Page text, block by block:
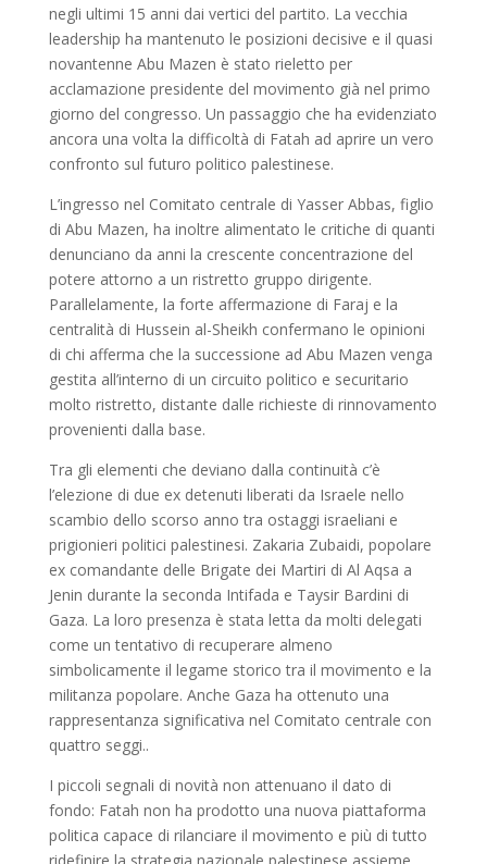
negli ultimi 15 anni dai vertici del partito. La vecchia
leadership ha mantenuto le posizioni decisive e il quasi
novantenne Abu Mazen è stato rieletto per
acclamazione presidente del movimento già nel primo
giorno del congresso. Un passaggio che ha evidenziato
ancora una volta la difficoltà di Fatah ad aprire un vero
confronto sul futuro politico palestinese.
L’ingresso nel Comitato centrale di Yasser Abbas, figlio
di Abu Mazen, ha inoltre alimentato le critiche di quanti
denunciano da anni la crescente concentrazione del
potere attorno a un ristretto gruppo dirigente.
Parallelamente, la forte affermazione di Faraj e la
centralità di Hussein al-Sheikh confermano le opinioni
di chi afferma che la successione ad Abu Mazen venga
gestita all’interno di un circuito politico e securitario
molto ristretto, distante dalle richieste di rinnovamento
provenienti dalla base.
Tra gli elementi che deviano dalla continuità c’è
l’elezione di due ex detenuti liberati da Israele nello
scambio dello scorso anno tra ostaggi israeliani e
prigionieri politici palestinesi. Zakaria Zubaidi, popolare
ex comandante delle Brigate dei Martiri di Al Aqsa a
Jenin durante la seconda Intifada e Taysir Bardini di
Gaza. La loro presenza è stata letta da molti delegati
come un tentativo di recuperare almeno
simbolicamente il legame storico tra il movimento e la
militanza popolare. Anche Gaza ha ottenuto una
rappresentanza significativa nel Comitato centrale con
quattro seggi..
I piccoli segnali di novità non attenuano il dato di
fondo: Fatah non ha prodotto una nuova piattaforma
politica capace di rilanciare il movimento e più di tutto